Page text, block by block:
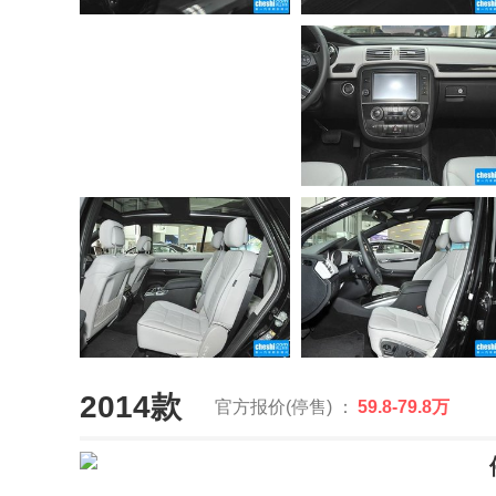
2014款 官方报价(停售) ： 59.8-79.8万